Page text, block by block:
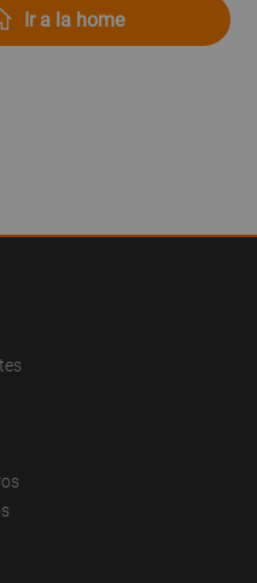
Ir a la home